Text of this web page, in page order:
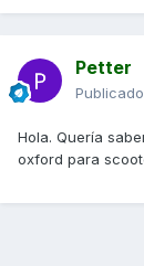
Petter
Publicado
Hola. Quería
oxford para